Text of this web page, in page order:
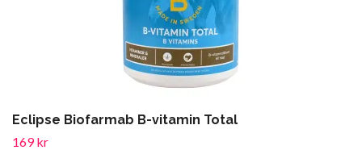
Eclipse Biofarmab B-vitamin Total
169 kr